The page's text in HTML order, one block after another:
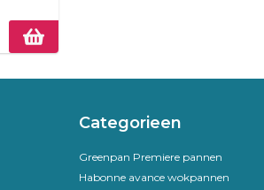
Categorieen
Greenpan Premiere pannen
Habonne avance wokpannen